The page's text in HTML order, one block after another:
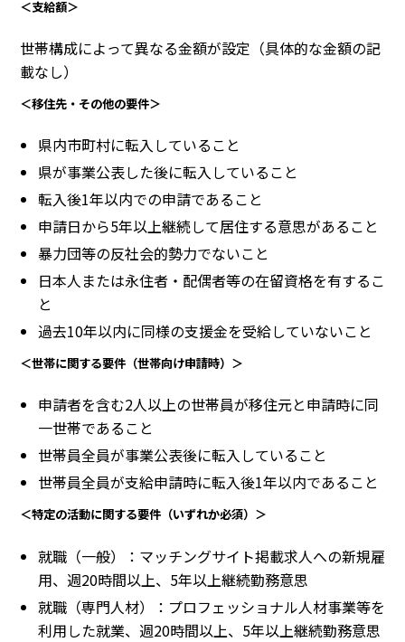
＜支給額＞
世帯構成によって異なる金額が設定（具体的な金額の記
載なし）
＜移住先・その他の要件＞
県内市町村に転入していること
県が事業公表した後に転入していること
転入後1年以内での申請であること
申請日から5年以上継続して居住する意思があること
暴力団等の反社会的勢力でないこと
日本人または永住者・配偶者等の在留資格を有するこ
と
過去10年以内に同様の支援金を受給していないこと
＜世帯に関する要件（世帯向け申請時）＞
申請者を含む2人以上の世帯員が移住元と申請時に同
一世帯であること
世帯員全員が事業公表後に転入していること
世帯員全員が支給申請時に転入後1年以内であること
＜特定の活動に関する要件（いずれか必須）＞
就職（一般）：マッチングサイト掲載求人への新規雇
用、週20時間以上、5年以上継続勤務意思
就職（専門人材）：プロフェッショナル人材事業等を
利用した就業、週20時間以上、5年以上継続勤務意思